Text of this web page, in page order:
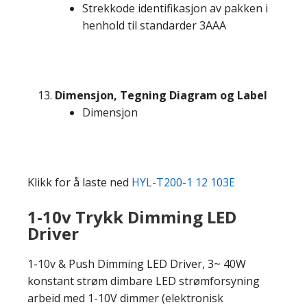
Strekkode identifikasjon av pakken i
henhold til standarder 3AAA
Dimensjon, Tegning Diagram og Label
Dimensjon
Klikk for å laste ned HYL-T200-1 12 103E
1-10v Trykk Dimming LED
Driver
1-10v & Push Dimming LED Driver, 3~ 40W
konstant strøm dimbare LED strømforsyning
arbeid med 1-10V dimmer (elektronisk